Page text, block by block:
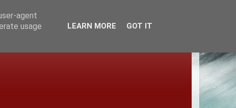
agent
usage
LEARN MORE GOT IT